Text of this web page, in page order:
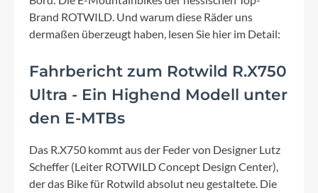
Brand ROTWILD. Und warum diese Räder uns
dermaßen überzeugt haben, lesen Sie hier im Detail:
Fahrbericht zum Rotwild R.X750
Ultra - Ein Highend Modell unter
den E-MTBs
Das R.X750 kommt aus der Feder von Designer Lutz
Scheffer (Leiter ROTWILD Concept Design Center),
der das Bike für Rotwild absolut neu gestaltete. Die